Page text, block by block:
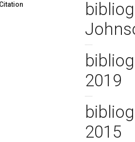
2019
2015